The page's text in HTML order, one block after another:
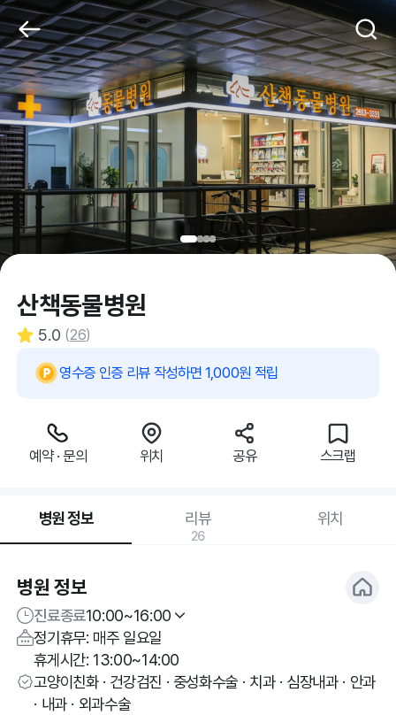
산책동물병원
5.0 (26)
영수증 인증 리뷰 작성하면 1,000원 적립
예약 · 문의 위치 공유 스크랩
병원 정보 리뷰
26
위치
병원 정보
진료종료10:00~16:00
정기휴무: 매주 일요일
휴게시간: 13:00~14:00
고양이친화 · 건강검진 · 중성화수술 · 치과 · 심장내과 · 안과
· 내과 · 외과수술